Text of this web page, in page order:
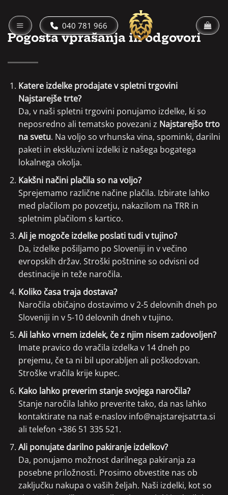
content
040 781 966
Pogosta vprašanja in odgovori
Katere izdelke prodajate v spletni trgovini
Najstarejše trte?
Da, v naši spletni trgovini ponujamo izdelke, ki so
neposredno ali tematsko povezani z Najstarejšo trto
na svetu. Na voljo so vrhunska vina, spominki, darilni
paketi in ekskluzivni izdelki iz našega bogatega
lokalnega okolja.
Kakšni načini plačila so na voljo?
Sprejemamo različne načine plačila. Izbirate lahko
med plačilom po povzetju, nakazilom na TRR in
spletnim plačilom s kartico.
Ali je mogoče izdelke poslati tudi v tujino?
Da, izdelke pošiljamo po Sloveniji in v večino
evropskih držav. Stroški poštnine so odvisni od
destinacije in teže naročila.
Koliko časa traja dostava?
Naročila običajno dostavimo v 2-5 delovnih dneh po
Sloveniji in v 5-10 delovnih dneh v tujino.
Ali lahko vrnem izdelek, če z njim nisem zadovoljen?
Imate pravico do vračila izdelka v 14 dneh po
prejemu, če ta ni bil uporabljen ali poškodovan.
Stroške vračila krije kupec.
Kako lahko preverim stanje svojega naročila?
Stanje naročila lahko preverite tako, da nas lahko
kontaktirate na naš e-naslov info@najstarejsatrta.si
ali telefon +386 51 335 521.
Ali ponujate darilno pakiranje izdelkov?
Da, ponujamo možnost darilnega pakiranja za
posebne priložnosti. Prosimo obvestite nas ob
zaključku nakupa o vaših željah. Naši izdelki, kot so